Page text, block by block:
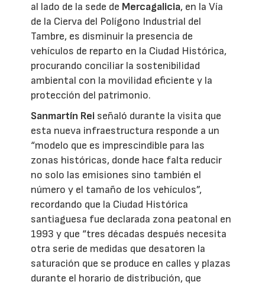
al lado de la sede de Mercagalicia, en la Vía
de la Cierva del Polígono Industrial del
Tambre, es disminuir la presencia de
vehículos de reparto en la Ciudad Histórica,
procurando conciliar la sostenibilidad
ambiental con la movilidad eficiente y la
protección del patrimonio.
Sanmartín Rei señaló durante la visita que
esta nueva infraestructura responde a un
“modelo que es imprescindible para las
zonas históricas, donde hace falta reducir
no solo las emisiones sino también el
número y el tamaño de los vehículos”,
recordando que la Ciudad Histórica
santiaguesa fue declarada zona peatonal en
1993 y que “tres décadas después necesita
otra serie de medidas que desatoren la
saturación que se produce en calles y plazas
durante el horario de distribución, que